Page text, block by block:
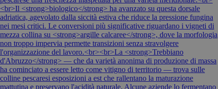
<br>Il <strong>biologico</strong> ha avanzato su questa dorsale
adriatica, agevolato dalla siccità estiva che riduce la pressione fungina
nei mesi critici. Le conversioni più significative riguardano i vigneti di
mezza collina su <strong>argille calcaree</strong>, dove la morfologia
non troppo impervia permette transizioni senza stravolgere
l'organizzazione del lavoro.<br><br>La <strong>Trebbiano
d'Abruzzo</strong> — che da varietà anonima di produzione di massa
ha cominciato a essere letto come vitigno di territorio — trova sulle
colline pescaresi esposizioni a est che rallentano la maturazione
mattutina e preservano l'acidità naturale. Alcune aziende lo fermentano